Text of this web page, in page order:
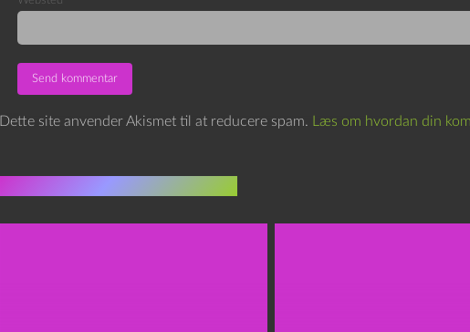
Dette site anvender Akismet til at reducere spam. Læs om hvordan din